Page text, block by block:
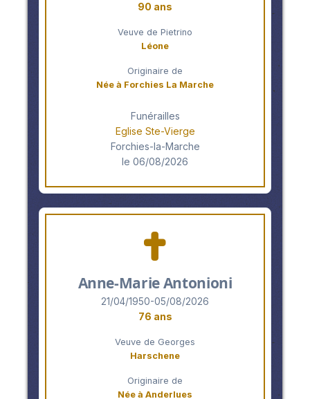
90 ans
Veuve de Pietrino
Léone
Originaire de
Née à Forchies La Marche
Funérailles
Eglise Ste-Vierge
Forchies-la-Marche
le 06/08/2026
Anne-Marie Antonioni
21/04/1950-05/08/2026
76 ans
Veuve de Georges
Harschene
Originaire de
Née à Anderlues